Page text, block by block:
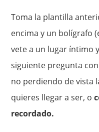
Toma la plantilla
encima y un bolígrafo
vete a un lugar íntimo
siguiente pregunta
no perdiendo de vista
quieres llegar a ser, o
recordado.